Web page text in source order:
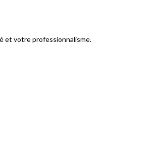
et votre professionnalisme.